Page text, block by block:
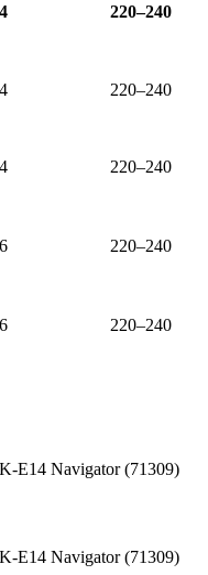
4 220–240
4 220–240
4 220–240
6 220–240
6 220–240